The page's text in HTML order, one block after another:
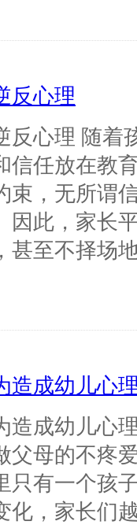
反心理
反心理 随着
信任放在教
束，无所谓
因此，家长
甚至不择场
造成幼儿心
造成幼儿心
父母的不疼
只有一个孩
化，家长们